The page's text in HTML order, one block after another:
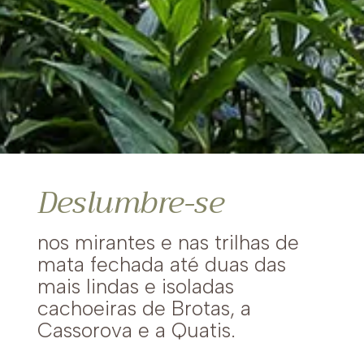
Deslumbre-se
nos mirantes e nas trilhas de
mata fechada até duas das
mais lindas e isoladas
cachoeiras de Brotas, a
Cassorova e a Quatis.